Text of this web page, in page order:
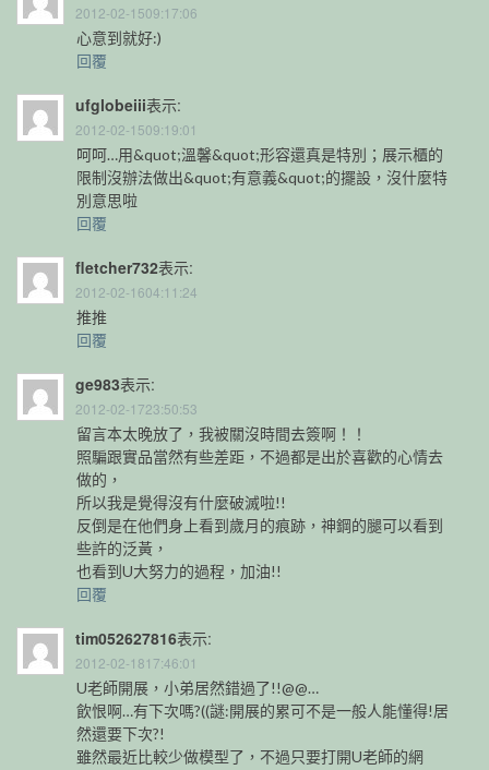
2012-02-1509:17:06
心意到就好:)
回覆
ufglobeiii表示:
2012-02-1509:19:01
呵呵…用&quot;溫馨&quot;形容還真是特別；展示櫃的
限制沒辦法做出&quot;有意義&quot;的擺設，沒什麼特
別意思啦
回覆
fletcher732表示:
2012-02-1604:11:24
推推
回覆
ge983表示:
2012-02-1723:50:53
留言本太晚放了，我被關沒時間去簽啊！！
照騙跟實品當然有些差距，不過都是出於喜歡的心情去
做的，
所以我是覺得沒有什麼破滅啦!!
反倒是在他們身上看到歲月的痕跡，神鋼的腿可以看到
些許的泛黃，
也看到U大努力的過程，加油!!
回覆
tim052627816表示:
2012-02-1817:46:01
U老師開展，小弟居然錯過了!!@@…
飲恨啊…有下次嗎?((謎:開展的累可不是一般人能懂得!居
然還要下次?!
雖然最近比較少做模型了，不過只要打開U老師的網